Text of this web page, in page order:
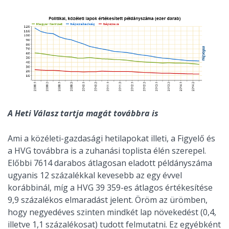
A Heti Válasz tartja magát továbbra is
Ami a közéleti-gazdasági hetilapokat illeti, a Figyelő és
a HVG továbbra is a zuhanási toplista élén szerepel.
Előbbi 7614 darabos átlagosan eladott példányszáma
ugyanis 12 százalékkal kevesebb az egy évvel
korábbinál, míg a HVG 39 359-es átlagos értékesítése
9,9 százalékos elmaradást jelent. Öröm az ürömben,
hogy negyedéves szinten mindkét lap növekedést (0,4,
illetve 1,1 százalékosat) tudott felmutatni. Ez egyébként